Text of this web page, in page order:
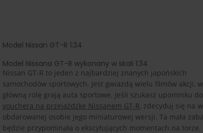
Model Nissan GT-R 1:34
Model Nissana GT-R wykonany w skali 1:34
Nissan GT-R to jeden z najbardziej znanych japońskich
samochodów sportowych. Jest gwiazdą wielu filmów akcji,
główną rolę grają auta sportowe. Jeśli szukasz upominku do
vouchera na przejażdżkę Nissanem GT-R, zdecyduj się na
obdarowanej osobie jego miniaturowej wersji. Ta mała
będzie przypominała o ekscytujących momentach na torze.